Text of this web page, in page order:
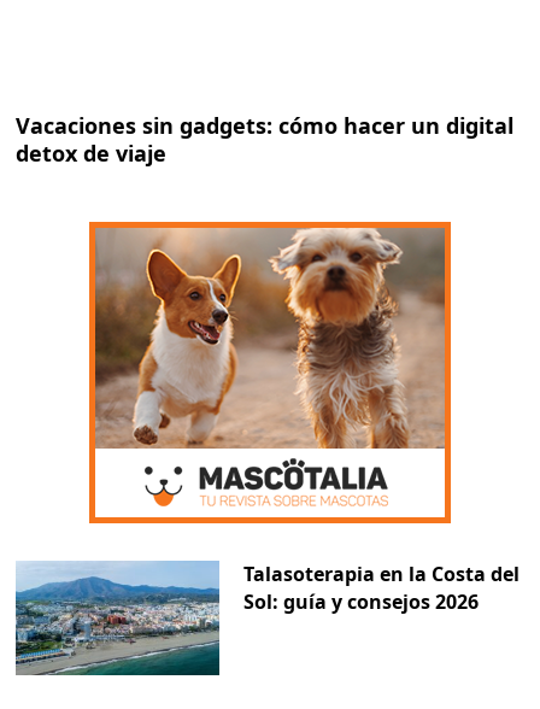
Vacaciones sin gadgets: cómo hacer un digital
detox de viaje
Talasoterapia en la Costa del
Sol: guía y consejos 2026